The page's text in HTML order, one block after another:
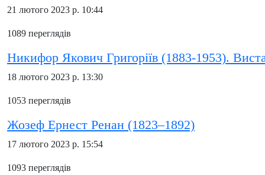
21 лютого 2023 р. 10:44
1089 переглядів
Никифор Якович Григоріїв (1883-1953).
18 лютого 2023 р. 13:30
1053 переглядів
Жозеф Ернест Ренан (1823–1892)
17 лютого 2023 р. 15:54
1093 переглядів